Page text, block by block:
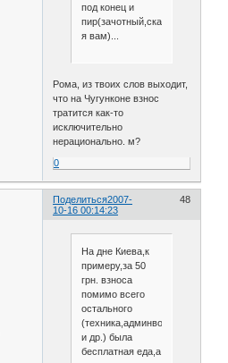
под конец и
пир(зачотный,скажу
я вам)...
Рома, из твоих слов выходит,
что на Чугунконе взнос
тратится как-то
исключительно
нерационально. м?
0
Поделиться 48
2007-
10-16 00:14:23
На дне Киева,к
примеру,за 50
грн. взноса
помимо всего
остального
и др.) была
бесплатная еда,а